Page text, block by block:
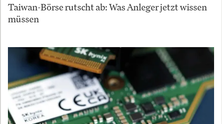
Taiwan-Börse rutscht ab: Was Anleger jetzt wissen
müssen